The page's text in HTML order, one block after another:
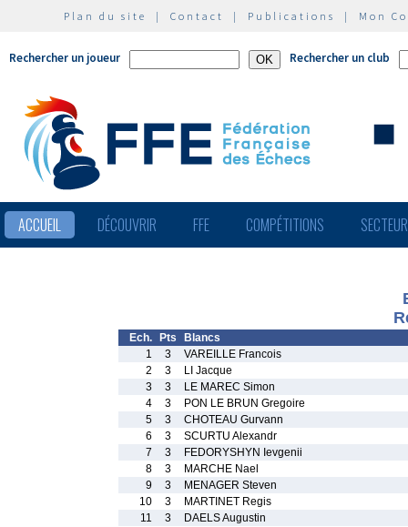
Plan du site | Contact | Publications | Mon
Rechercher un joueur Rechercher un club
ACCUEIL DÉCOUVRIR FFE COMPÉTITIONS
Ech. Pts
Blancs
1
3
VAREILLE Francois
2
3
LI Jacque
3
3
LE MAREC Simon
4
3
PON LE BRUN Gregoire
5
3
CHOTEAU Gurvann
6
3
SCURTU Alexandr
7
3
FEDORYSHYN Ievgenii
8
3
MARCHE Nael
9
3
MENAGER Steven
10
3
MARTINET Regis
11
3
DAELS Augustin